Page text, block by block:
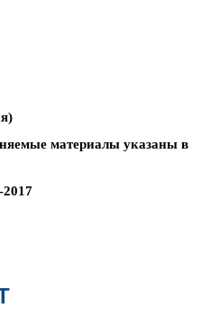
материалы указаны в